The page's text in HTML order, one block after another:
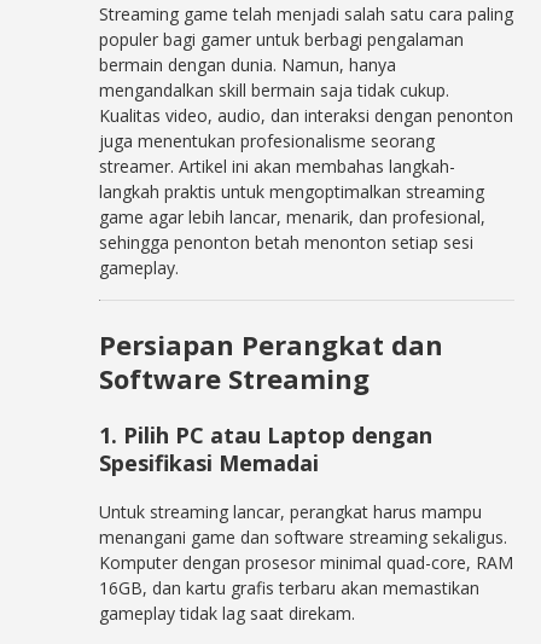
Streaming game telah menjadi salah satu cara paling
populer bagi gamer untuk berbagi pengalaman
bermain dengan dunia. Namun, hanya
mengandalkan skill bermain saja tidak cukup.
Kualitas video, audio, dan interaksi dengan penonton
juga menentukan profesionalisme seorang
streamer. Artikel ini akan membahas langkah-
langkah praktis untuk mengoptimalkan streaming
game agar lebih lancar, menarik, dan profesional,
sehingga penonton betah menonton setiap sesi
gameplay.
Persiapan Perangkat dan
Software Streaming
1. Pilih PC atau Laptop dengan
Spesifikasi Memadai
Untuk streaming lancar, perangkat harus mampu
menangani game dan software streaming sekaligus.
Komputer dengan prosesor minimal quad-core, RAM
16GB, dan kartu grafis terbaru akan memastikan
gameplay tidak lag saat direkam.